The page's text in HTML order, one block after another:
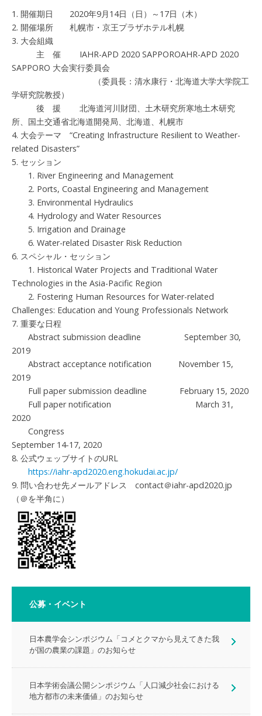
1. 開催期日 2020年9月14日（日）～17日（木）
2. 開催場所 札幌市・京王プラザホテル札幌
3. 大会組織
主 催 IAHR-APD 2020 SAPPOROAHR-APD 2020
SAPPORO 大会実行委員会
（委員長：清水康行・北海道大学大学院工
学研究院教授）
後 援 北海道河川財団、土木研究所寒地土木研究
所、国土交通省北海道開発局、北海道、札幌市
4. 大会テーマ “Creating Infrastructure Resilient to Weather-
related Disasters”
5. セッション
1. River Engineering and Management
2. Ports, Coastal Engineering and Management
3. Environmental Hydraulics
4. Hydrology and Water Resources
5. Irrigation and Drainage
6. Water-related Disaster Risk Reduction
6. スペシャル・セッション
1. Historical Water Projects and Traditional Water
Technologies in the Asia-Pacific Region
2. Fostering Human Resources for Water-related
Challenges: Education and Young Professionals Network
7. 重要な日程
Abstract submission deadline September 30,
2019
Abstract acceptance notification November 15,
2019
Full paper submission deadline February 15, 2020
Full paper notification March 31,
2020
Congress
September 14-17, 2020
8. 公式ウェッブサイトのURL
https://iahr-apd2020.eng.hokudai.ac.jp/
9. 問い合わせ先メールアドレス contact＠iahr-apd2020.jp
（＠を半角に）
公募・イベント
日本農学会シンポジウム「コメとクマから見えてきた我
が国の農業の課題」のお知らせ
日本学術会議公開シンポジウム「人口減少社会における
地方都市の未来価値」のお知らせ